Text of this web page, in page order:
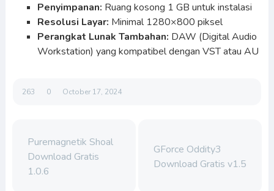
Penyimpanan: Ruang kosong 1 GB untuk instalasi
Resolusi Layar: Minimal 1280×800 piksel
Perangkat Lunak Tambahan: DAW (Digital Audio
Workstation) yang kompatibel dengan VST atau AU
263 0 October 17, 2024
Puremagnetik Shoal
Download Gratis
1.0.6
GForce Oddity3
Download Gratis v1.5